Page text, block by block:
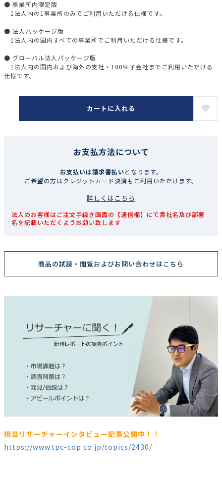
● 事業所内限定版
1法人内の1事業所のみでご利用いただける仕様です。
● 法人パッケージ版
1法人内の国内すべての事業所でご利用いただける仕様です。
● グローバル法人パッケージ版
1法人内の国内および海外の支社・100％子会社までご利用いただける
仕様です。
カートに入れる
お支払方法について
お支払いは請求書払いとなります。
ご希望の方はクレジットカード決済もご利用いただけます。
詳しくはこちら
法人のお客様はご注文手続き画面の【通信欄】にて貴社名及び部署
名を記載いただくようお願い致します
商品の試読・閲覧およびお問い合わせはこちら
担当リサーチャーインタビュー記事公開中！！
https://www.tpc-cop.co.jp/topics/2430/